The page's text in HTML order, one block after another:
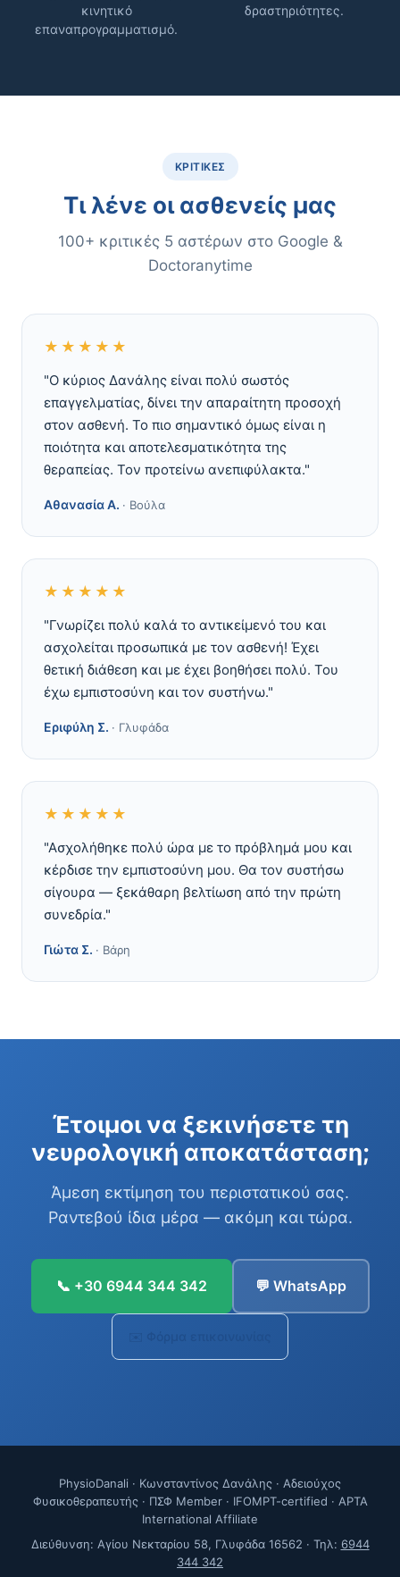
κινητικό
επαναπρογραμματισμό.
δραστηριότητες.
ΚΡΙΤΙΚΈΣ
Τι λένε οι ασθενείς μας
100+ κριτικές 5 αστέρων στο Google &
Doctoranytime
★★★★★
"Ο κύριος Δανάλης είναι πολύ σωστός
επαγγελματίας, δίνει την απαραίτητη προσοχή
στον ασθενή. Το πιο σημαντικό όμως είναι η
ποιότητα και αποτελεσματικότητα της
θεραπείας. Τον προτείνω ανεπιφύλακτα."
Αθανασία Α. · Βούλα
★★★★★
"Γνωρίζει πολύ καλά το αντικείμενό του και
ασχολείται προσωπικά με τον ασθενή! Έχει
θετική διάθεση και με έχει βοηθήσει πολύ. Του
έχω εμπιστοσύνη και τον συστήνω."
Εριφύλη Σ. · Γλυφάδα
★★★★★
"Ασχολήθηκε πολύ ώρα με το πρόβλημά μου και
κέρδισε την εμπιστοσύνη μου. Θα τον συστήσω
σίγουρα — ξεκάθαρη βελτίωση από την πρώτη
συνεδρία."
Γιώτα Σ. · Βάρη
Έτοιμοι να ξεκινήσετε τη
νευρολογική αποκατάσταση;
Άμεση εκτίμηση του περιστατικού σας.
Ραντεβού ίδια μέρα — ακόμη και τώρα.
📞 +30 6944 344 342 💬 WhatsApp
PhysioDanali · Κωνσταντίνος Δανάλης · Αδειούχος
Φυσικοθεραπευτής · ΠΣΦ Member · IFOMPT-certified · APTA
International Affiliate
Διεύθυνση: Αγίου Νεκταρίου 58, Γλυφάδα 16562 · Τηλ: 6944
344 342